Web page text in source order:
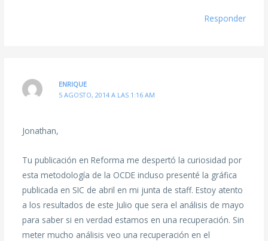
Responder
ENRIQUE
5 AGOSTO, 2014 A LAS 1:16 AM
Jonathan,
Tu publicación en Reforma me despertó la curiosidad por
esta metodología de la OCDE incluso presenté la gráfica
publicada en SIC de abril en mi junta de staff. Estoy atento
a los resultados de este Julio que sera el análisis de mayo
para saber si en verdad estamos en una recuperación. Sin
meter mucho análisis veo una recuperación en el